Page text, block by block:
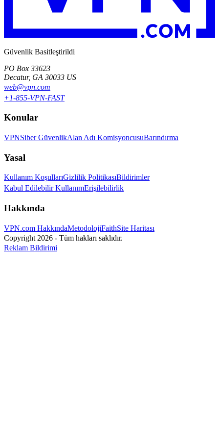
Güvenlik Basitleştirildi
PO Box 33623
Decatur, GA 30033 US
web@vpn.com
+1-855-VPN-FAST
Konular
VPNSiber GüvenlikAlan Adı KomisyoncusuBarındırma
Yasal
Kullanım KoşullarıGizlilik PolitikasıBildirimler
Kabul Edilebilir KullanımErişilebilirlik
Hakkında
VPN.com HakkındaMetodolojiFaithSite Haritası
Copyright 2026 - Tüm hakları saklıdır.
Reklam Bildirimi